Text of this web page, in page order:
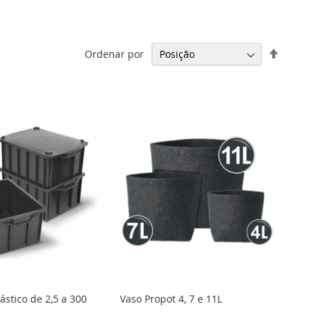
Ordenar por
de 2,5 a 300
Vaso Propot 4, 7 e 11L